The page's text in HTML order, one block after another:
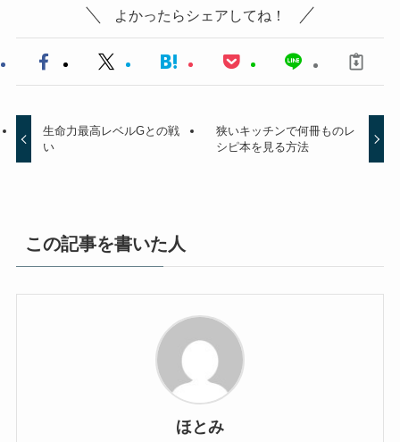
よかったらシェアしてね！
生命力最高レベルGとの戦
い
狭いキッチンで何冊ものレ
シピ本を見る方法
この記事を書いた人
ほとみ